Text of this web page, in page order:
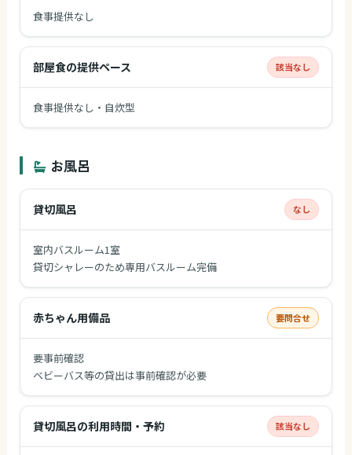
食事提供なし
部屋食の提供ペース 該当なし
食事提供なし・自炊型
お風呂
貸切風呂 なし
室内バスルーム1室
貸切シャレーのため専用バスルーム完備
赤ちゃん用備品 要問合せ
要事前確認
ベビーバス等の貸出は事前確認が必要
貸切風呂の利用時間・予約 該当なし